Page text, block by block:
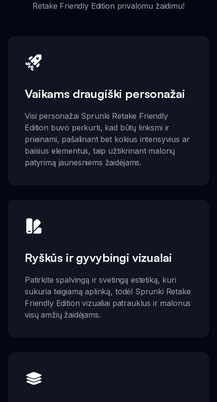
Retake Friendly Edition privalomu žaidimu!
Vaikams draugiški personažai
Visi personažai Sprunki Retake Friendly
Edition buvo perkurti, kad būtų linksmi ir
prieinami, pašalinant bet kokius intensyvius ar
baisius elementus, taip užtikrinant malonų
patyrimą jaunesniems žaidėjams.
Ryškūs ir gyvybingi vizualai
Patirkite spalvingą ir svetingą estetiką, kuri
sukuria teigiamą aplinką, todėl Sprunki Retake
Friendly Edition vizualiai patrauklus ir malonus
visų amžių žaidėjams.